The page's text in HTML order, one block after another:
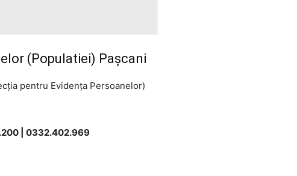
(Populatiei) Pașcani
pentru Evidenţa Persoanelor)
| 0332.402.969